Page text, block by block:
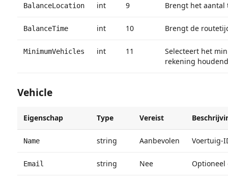
BalanceLocation int 9 Brengt het aantal
BalanceTime int 10 Brengt de
MinimumVehicles int 11
Selecteert het
rekening
Vehicle
Eigenschap Type Vereist
Name string Aanbevolen Voertuig-
Email string Nee